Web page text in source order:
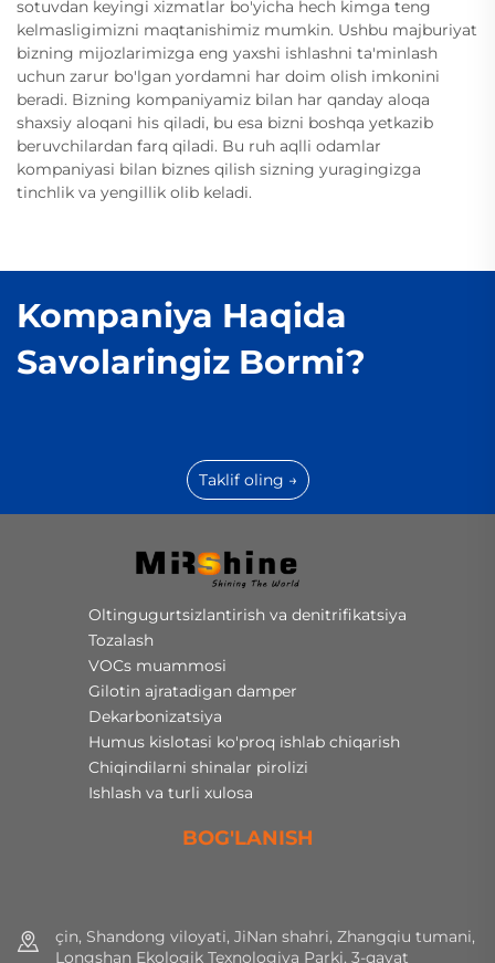
sotuvdan keyingi xizmatlar bo'yicha hech kimga teng
kelmasligimizni maqtanishimiz mumkin. Ushbu majburiyat
bizning mijozlarimizga eng yaxshi ishlashni ta'minlash
uchun zarur bo'lgan yordamni har doim olish imkonini
beradi. Bizning kompaniyamiz bilan har qanday aloqa
shaxsiy aloqani his qiladi, bu esa bizni boshqa yetkazib
beruvchilardan farq qiladi. Bu ruh aqlli odamlar
kompaniyasi bilan biznes qilish sizning yuragingizga
tinchlik va yengillik olib keladi.
Kompaniya Haqida
Savolaringiz Bormi?
Taklif oling →
Oltingugurtsizlantirish va denitrifikatsiya
Tozalash
VOCs muammosi
Gilotin ajratadigan damper
Dekarbonizatsiya
Humus kislotasi ko'proq ishlab chiqarish
Chiqindilarni shinalar pirolizi
Ishlash va turli xulosa
BOG'LANISH
çin, Shandong viloyati, JiNan shahri, Zhangqiu tumani,
Longshan Ekologik Texnologiya Parki, 3-qavat